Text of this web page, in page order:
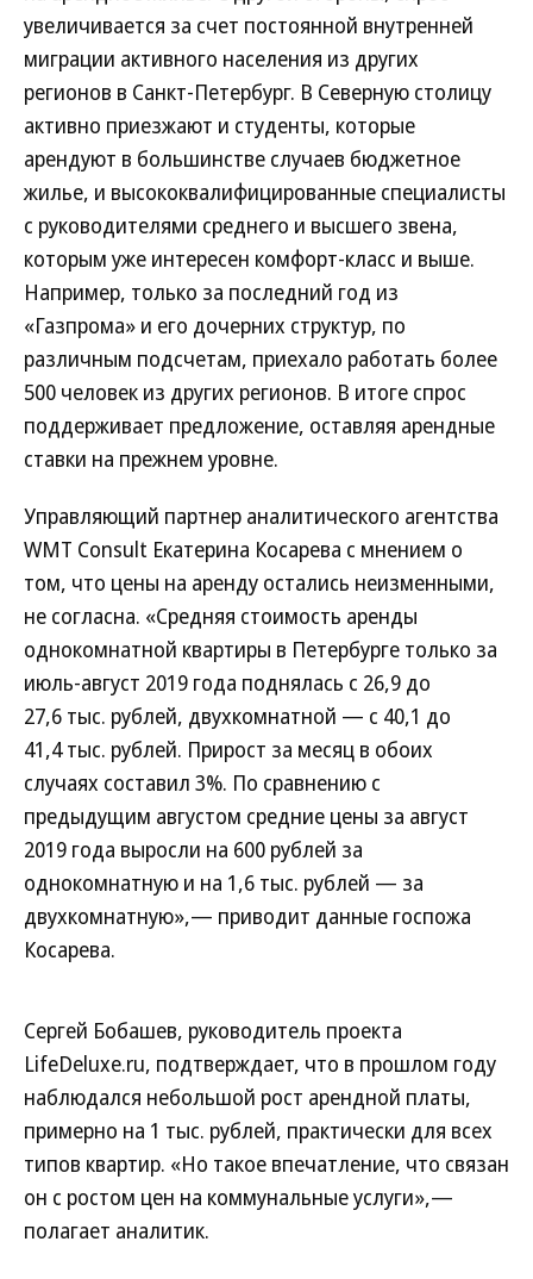
увеличивается за счет постоянной внутренней
миграции активного населения из других
регионов в Санкт-Петербург. В Северную столицу
активно приезжают и студенты, которые
арендуют в большинстве случаев бюджетное
жилье, и высококвалифицированные специалисты
с руководителями среднего и высшего звена,
которым уже интересен комфорт-класс и выше.
Например, только за последний год из
«Газпрома» и его дочерних структур, по
различным подсчетам, приехало работать более
500 человек из других регионов. В итоге спрос
поддерживает предложение, оставляя арендные
ставки на прежнем уровне.
Управляющий партнер аналитического агентства
WMT Consult Екатерина Косарева с мнением о
том, что цены на аренду остались неизменными,
не согласна. «Средняя стоимость аренды
однокомнатной квартиры в Петербурге только за
июль-август 2019 года поднялась с 26,9 до
27,6 тыс. рублей, двухкомнатной — с 40,1 до
41,4 тыс. рублей. Прирост за месяц в обоих
случаях составил 3%. По сравнению с
предыдущим августом средние цены за август
2019 года выросли на 600 рублей за
однокомнатную и на 1,6 тыс. рублей — за
двухкомнатную»,— приводит данные госпожа
Косарева.
Сергей Бобашев, руководитель проекта
LifeDeluxe.ru, подтверждает, что в прошлом году
наблюдался небольшой рост арендной платы,
примерно на 1 тыс. рублей, практически для всех
типов квартир. «Но такое впечатление, что связан
он с ростом цен на коммунальные услуги»,—
полагает аналитик.